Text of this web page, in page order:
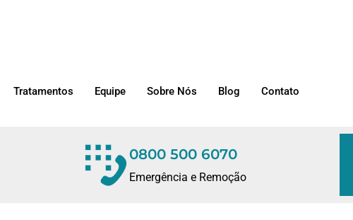
Tratamentos Equipe Sobre Nós Blog Contato
0800 500 6070
Emergência e Remoção